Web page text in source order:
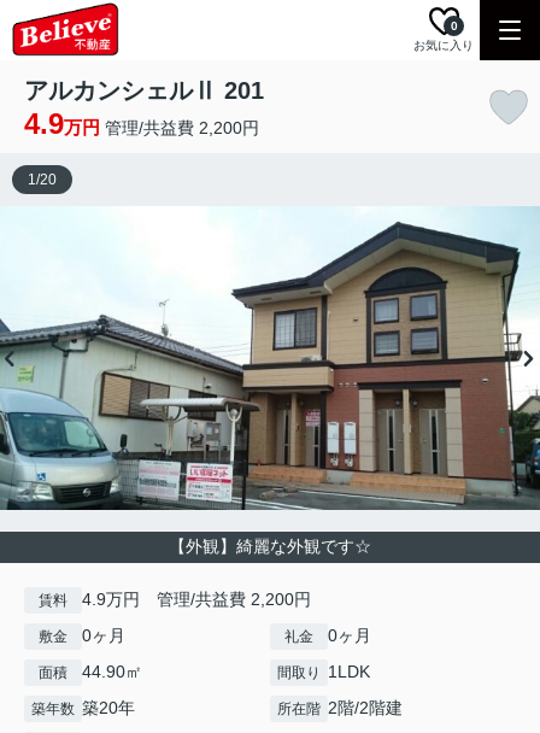
お気に入り
0
アルカンシェルⅡ 201
4.9万円 管理/共益費 2,200円
【外観】綺麗な外観です☆
1/20
賃料 4.9万円 管理/共益費 2,200円
敷金 0ヶ月 礼金 0ヶ月
面積 44.90㎡ 間取り 1LDK
築年数 築20年 所在階 2階/2階建